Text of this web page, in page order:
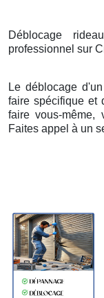
Déblocage
professionnel sur
Le déblocage
faire spécifique et
faire vous-même,
Faites appel à un